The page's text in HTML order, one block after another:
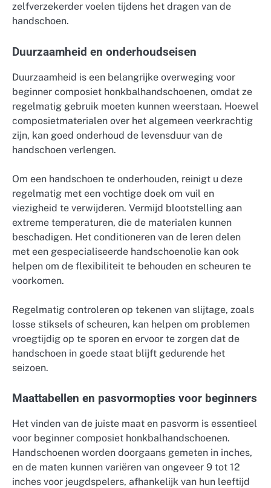
zelfverzekerder voelen tijdens het dragen van de
handschoen.
Duurzaamheid en onderhoudseisen
Duurzaamheid is een belangrijke overweging voor
beginner composiet honkbalhandschoenen, omdat ze
regelmatig gebruik moeten kunnen weerstaan. Hoewel
composietmaterialen over het algemeen veerkrachtig
zijn, kan goed onderhoud de levensduur van de
handschoen verlengen.
Om een handschoen te onderhouden, reinigt u deze
regelmatig met een vochtige doek om vuil en
viezigheid te verwijderen. Vermijd blootstelling aan
extreme temperaturen, die de materialen kunnen
beschadigen. Het conditioneren van de leren delen
met een gespecialiseerde handschoenolie kan ook
helpen om de flexibiliteit te behouden en scheuren te
voorkomen.
Regelmatig controleren op tekenen van slijtage, zoals
losse stiksels of scheuren, kan helpen om problemen
vroegtijdig op te sporen en ervoor te zorgen dat de
handschoen in goede staat blijft gedurende het
seizoen.
Maattabellen en pasvormopties voor beginners
Het vinden van de juiste maat en pasvorm is essentieel
voor beginner composiet honkbalhandschoenen.
Handschoenen worden doorgaans gemeten in inches,
en de maten kunnen variëren van ongeveer 9 tot 12
inches voor jeugdspelers, afhankelijk van hun leeftijd